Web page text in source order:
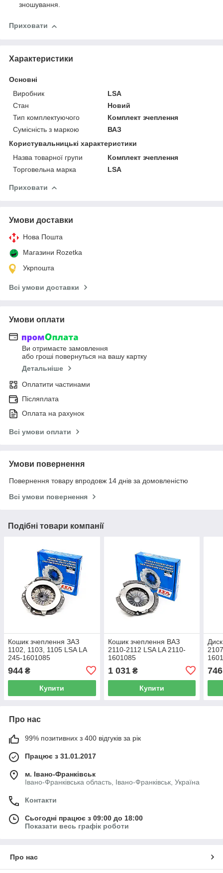
зношування.
Приховати
Характеристики
Основні
Виробник
LSA
Стан
Новий
Тип комплектуючого
Комплект зчеплення
Сумісність з маркою
ВАЗ
Користувальницькі характеристики
Назва товарної групи
Комплект зчеплення
Торговельна марка
LSA
Приховати
Умови доставки
Нова Пошта
Магазини Rozetka
Укрпошта
Всі умови доставки
Умови оплати
Ви отримаєте замовлення
або гроші повернуться на вашу картку
Детальніше
Оплатити частинами
Післяплата
Оплата на рахунок
Всі умови оплати
Умови повернення
Повернення товару впродовж 14 днів за домовленістю
Всі умови повернення
Подібні товари компанії
Кошик зчеплення ЗАЗ
1102, 1103, 1105 LSA LA
245-1601085
944 ₴
Купити
Кошик зчеплення ВАЗ
2110-2112 LSA LA 2110-
1601085
1 031₴
Купити
746
Про нас
99% позитивних з 400 відгуків за рік
Працює з 31.01.2017
м. Івано-Франківськ
Івано-Франківська область, Івано-Франківськ, Україна
Контакти
Сьогодні працює з 09:00 до 18:00
Показати весь графік роботи
Про нас